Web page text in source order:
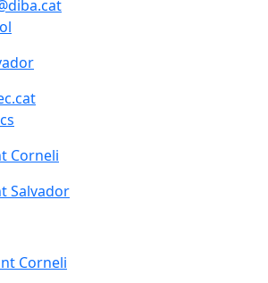
Corneli
Salvador
Corneli